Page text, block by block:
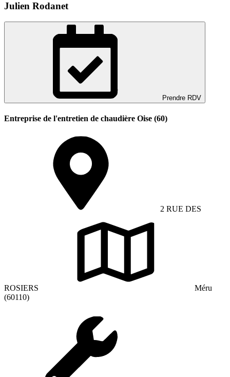
Julien Rodanet
Prendre RDV
Entreprise de l'entretien de chaudière Oise (60)
2 RUE DES
ROSIERS
Méru
(60110)